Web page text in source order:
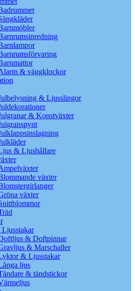
& väggklockor
& Ljusslingor
& Konstväxter
& Ljushållare
växter
växter
& Doftpinnar
& Marschaller
& Ljusstakar
ljus
& tändstickor